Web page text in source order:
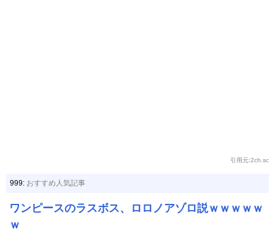
引用元:2ch.sc
999: おすすめ人気記事
ワンピースのラスボス、ロロノアゾロ説ｗｗｗｗｗ
ｗ